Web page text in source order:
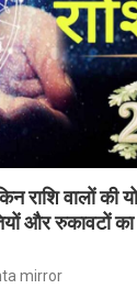
राशि वालों की
और रुकावटों
mirror